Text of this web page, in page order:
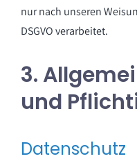
nur nach unseren
DSGVO verarbeitet.
3.
und
Datenschutz